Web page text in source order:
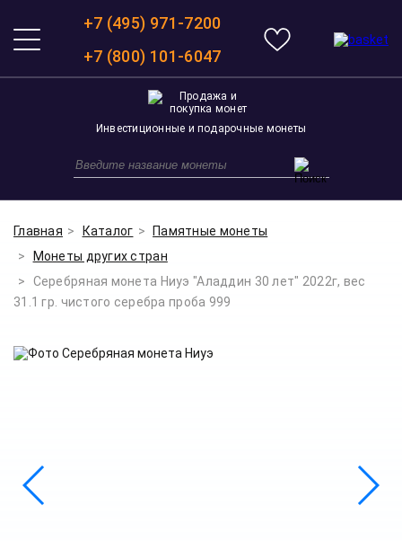
+7 (495) 971-7200
+7 (800) 101-6047
Инвестиционные и подарочные монеты
Главная Каталог
Памятные монеты
Монеты других стран
Серебряная монета Ниуэ "Аладдин 30 лет" 2022г, вес
31.1 гр. чистого серебра проба 999